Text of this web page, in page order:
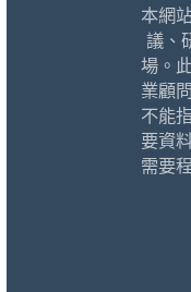
本網
議、
場。
業顧
不能
要資
需要